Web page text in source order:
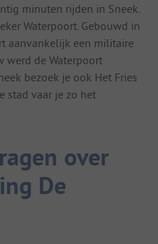
minuten rijden in Sneek.
Waterpoort. Gebouwd in
aanvankelijk een militaire
werd de Waterpoort
bezoek je ook Het Fries
stad vaar je zo het
over
De